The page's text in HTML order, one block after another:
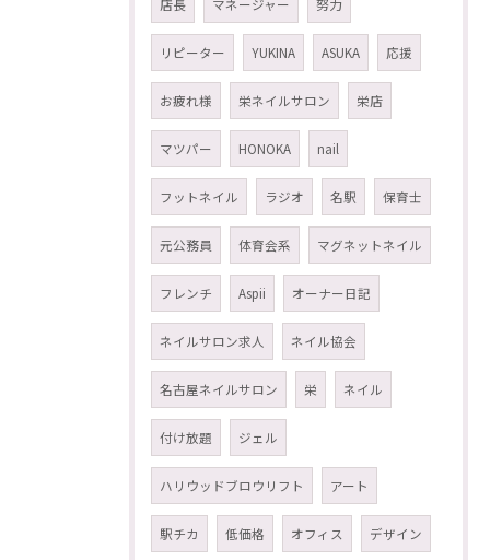
店長 マネージャー 努力
リピーター YUKINA ASUKA 応援
お疲れ様 栄ネイルサロン 栄店
マツパー HONOKA nail
フットネイル ラジオ 名駅 保育士
元公務員 体育会系 マグネットネイル
フレンチ Aspii オーナー日記
ネイルサロン求人 ネイル協会
名古屋ネイルサロン 栄 ネイル
付け放題 ジェル
ハリウッドブロウリフト アート
駅チカ 低価格 オフィス デザイン